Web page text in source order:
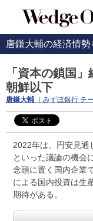
唐鎌大輔の経済情
「資本の鎖国
朝鮮以下
唐鎌大輔 （ みずほ銀行 チ
2022年は、円安見通
といった議論の機会
念頭に置く国内企業
による国内投資は生
期待がある。